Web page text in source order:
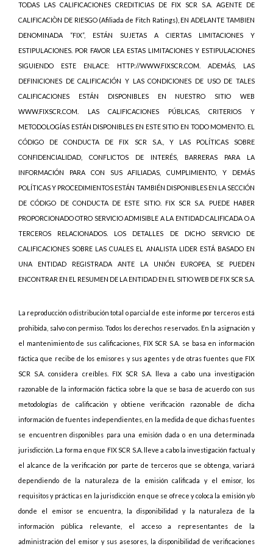
TODAS LAS CALIFICACIONES CREDITICIAS DE FIX SCR S.A. AGENTE DE
CALIFICACIÒN DE RIESGO (Afiliada de Fitch Ratings), EN ADELANTE TAMBIEN
DENOMINADA “FIX”, ESTÁN SUJETAS A CIERTAS LIMITACIONES Y
ESTIPULACIONES. POR FAVOR LEA ESTAS LIMITACIONES Y ESTIPULACIONES
SIGUIENDO ESTE ENLACE: HTTP://WWW.FIXSCR.COM. ADEMÁS, LAS
DEFINICIONES DE CALIFICACIÓN Y LAS CONDICIONES DE USO DE TALES
CALIFICACIONES ESTÁN DISPONIBLES EN NUESTRO SITIO WEB
WWW.FIXSCR.COM. LAS CALIFICACIONES PÚBLICAS, CRITERIOS Y
METODOLOGÍAS ESTÁN DISPONIBLES EN ESTE SITIO EN TODO MOMENTO. EL
CÓDIGO DE CONDUCTA DE FIX SCR S.A., Y LAS POLÍTICAS SOBRE
CONFIDENCIALIDAD, CONFLICTOS DE INTERÉS, BARRERAS PARA LA
INFORMACIÓN PARA CON SUS AFILIADAS, CUMPLIMIENTO, Y DEMÁS
POLÍTICAS Y PROCEDIMIENTOS ESTÁN TAMBIÉN DISPONIBLES EN LA SECCIÓN
DE CÓDIGO DE CONDUCTA DE ESTE SITIO. FIX SCR S.A. PUEDE HABER
PROPORCIONADO OTRO SERVICIO ADMISIBLE A LA ENTIDAD CALIFICADA O A
TERCEROS RELACIONADOS. LOS DETALLES DE DICHO SERVICIO DE
CALIFICACIONES SOBRE LAS CUALES EL ANALISTA LIDER ESTÁ BASADO EN
UNA ENTIDAD REGISTRADA ANTE LA UNIÓN EUROPEA, SE PUEDEN
ENCONTRAR EN EL RESUMEN DE LA ENTIDAD EN EL SITIO WEB DE FIX SCR S.A.
La reproducción o distribución total o parcial de este informe por terceros está
prohibida, salvo con permiso. Todos los derechos reservados. En la asignación y
el mantenimiento de sus calificaciones, FIX SCR S.A. se basa en información
fáctica que recibe de los emisores y sus agentes y de otras fuentes que FIX
SCR S.A. considera creíbles. FIX SCR S.A. lleva a cabo una investigación
razonable de la información fáctica sobre la que se basa de acuerdo con sus
metodologías de calificación y obtiene verificación razonable de dicha
información de fuentes independientes, en la medida de que dichas fuentes
se encuentren disponibles para una emisión dada o en una determinada
jurisdicción. La forma en que FIX SCR S.A. lleve a cabo la investigación factual y
el alcance de la verificación por parte de terceros que se obtenga, variará
dependiendo de la naturaleza de la emisión calificada y el emisor, los
requisitos y prácticas en la jurisdicción en que se ofrece y coloca la emisión y/o
donde el emisor se encuentra, la disponibilidad y la naturaleza de la
información pública relevante, el acceso a representantes de la
administración del emisor y sus asesores, la disponibilidad de verificaciones